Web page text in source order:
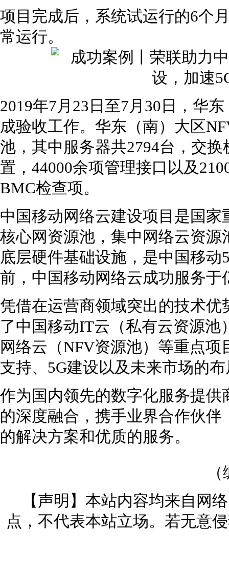
项目完成后，系统试运行的6个
常运行。
2019年7月23日至7月30日，华
成验收工作。华东（南）大区
池，其中服务器共2794台，交
置，44000余项管理接口以及
BMC检查项。
中国移动网络云建设项目是国
核心网资源池，集中网络云资
底层硬件基础设施，是中国移
前，中国移动网络云成功服务
凭借在运营商领域突出的技术
了中国移动IT云（私有云资源
网络云（NFV资源池）等重点
支持、5G建设以及未来市场的
作为国内领先的数字化服务提
的深度融合，携手业界合作伙
的解决方案和优质的服务。
【声明】本站内容均来自网
点，不代表本站立场。若无意